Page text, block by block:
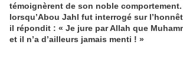
témoignèrent de son noble comportement.
lorsqu’Abou Jahl fut interrogé sur
il répondit : « Je jure par Allah que
et il n’a d’ailleurs jamais menti ! »